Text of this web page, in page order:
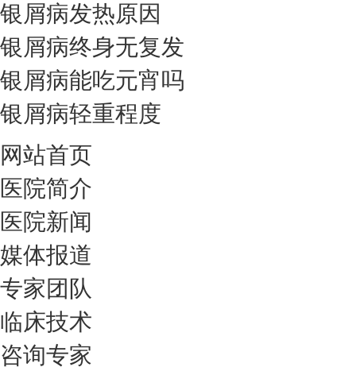
银屑病发热原因
银屑病终身无复发
银屑病能吃元宵吗
银屑病轻重程度
网站首页
医院简介
医院新闻
媒体报道
专家团队
临床技术
咨询专家